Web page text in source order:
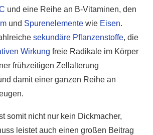
und eine Reihe an B-Vitaminen, den
und Spurenelemente wie Eisen.
sekundäre Pflanzenstoffe, die
Wirkung freie Radikale im Körper
frühzeitigen Zellalterung
damit einer ganzen Reihe an
somit nicht nur kein Dickmacher,
leistet auch einen großen Beitrag